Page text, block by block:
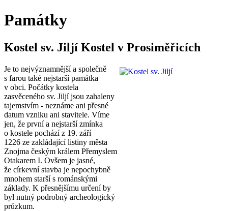
Památky
Kostel sv. Jiljí Kostel v Prosiměřicích
Je to nejvýznamnější a společně
s farou také nejstarší památka
v obci. Počátky kostela
zasvěceného sv. Jiljí jsou zahaleny
tajemstvím - neznáme ani přesné
datum vzniku ani stavitele. Víme
jen, že první a nejstarší zmínka
o kostele pochází z 19. září
1226 ze zakládající listiny města
Znojma českým králem Přemyslem
Otakarem I. Ovšem je jasné,
že církevní stavba je nepochybně
mnohem starší s románskými
základy. K přesnějšímu určení by
byl nutný podrobný archeologický
průzkum.